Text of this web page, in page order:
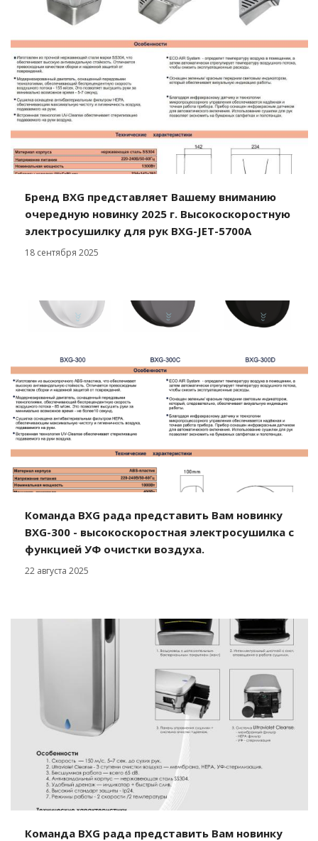
Бренд BXG представляет Вашему вниманию
очередную новинку 2025 г. Высокоскоростную
электросушилку для рук BXG-JET-5700A
18 сентября 2025
Команда BXG рада представить Вам новинку
BXG-300 - высокоскоростная электросушилка с
функцией УФ очистки воздуха.
22 августа 2025
Команда BXG рада представить Вам новинку